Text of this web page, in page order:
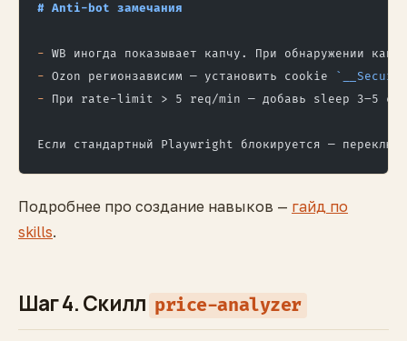
# Anti-bot замечания
- WB иногда показывает капчу. При обнаружении
- Ozon регионзависим — установить cookie
- При rate-limit > 5 req/min — добавь sleep 3–5 сек
Если стандартный Playwright блокируется —
Подробнее про создание навыков — гайд по
skills.
Шаг 4. Скилл price-analyzer